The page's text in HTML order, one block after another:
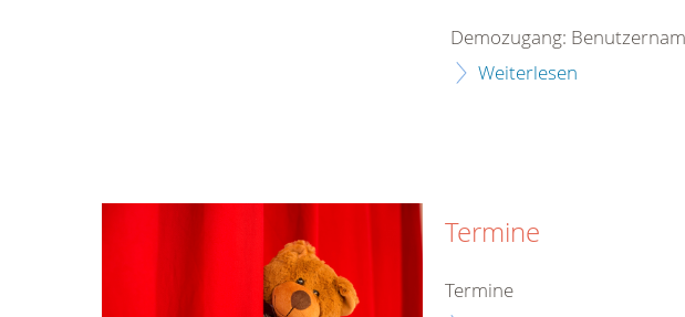
Demozugang:
Weiterlesen
Termine
Termine